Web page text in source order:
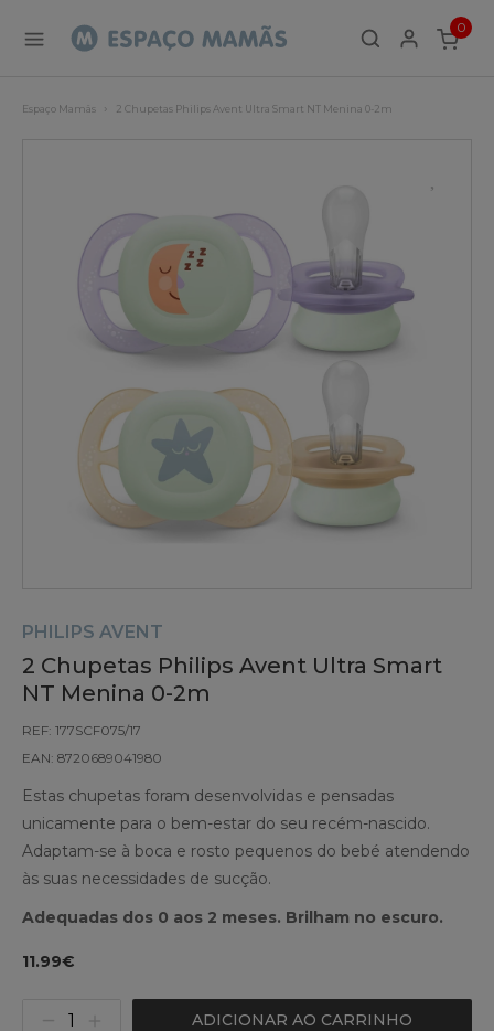
0
ITEMS
Espaço Mamãs 2 Chupetas Philips Avent Ultra Smart NT Menina 0-2m
PHILIPS AVENT
2 Chupetas Philips Avent Ultra Smart
NT Menina 0-2m
REF: 177SCF075/17
EAN: 8720689041980
Estas chupetas foram desenvolvidas e pensadas
unicamente para o bem-estar do seu recém-nascido.
Adaptam-se à boca e rosto pequenos do bebé atendendo
às suas necessidades de sucção.
Adequadas dos 0 aos 2 meses. Brilham no escuro.
11.99€
ADICIONAR AO CARRINHO